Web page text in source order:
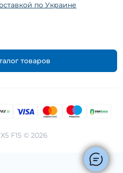
по Украине
товаров
F15 © 2026